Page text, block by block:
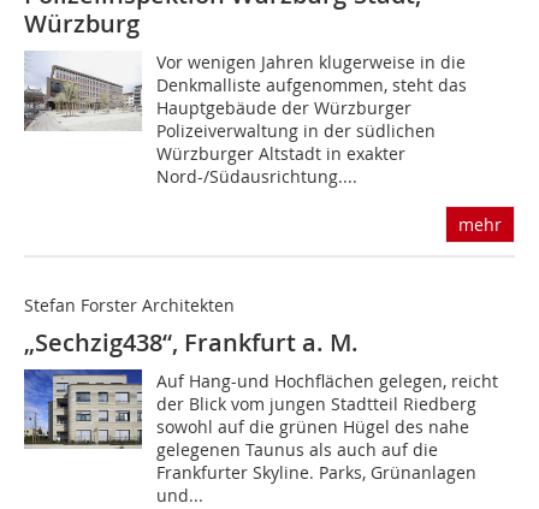
Würzburg
Vor wenigen Jahren klugerweise in die
Denkmalliste aufgenommen, steht das
Hauptgebäude der Würzburger
Polizeiverwaltung in der südlichen
Würzburger Altstadt in exakter
Nord-/Südausrichtung....
mehr
Stefan Forster Architekten
„Sechzig438“, Frankfurt a. M.
Auf Hang-und Hochflächen gelegen, reicht
der Blick vom jungen Stadtteil Riedberg
sowohl auf die grünen Hügel des nahe
gelegenen Taunus als auch auf die
Frankfurter Skyline. Parks, Grünanlagen
und...